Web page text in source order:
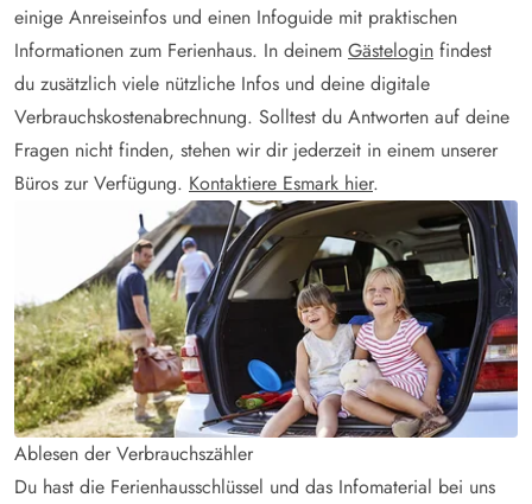
einige Anreiseinfos und einen Infoguide mit praktischen
Informationen zum Ferienhaus. In deinem Gästelogin findest
du zusätzlich viele nützliche Infos und deine digitale
Verbrauchskostenabrechnung. Solltest du Antworten auf deine
Fragen nicht finden, stehen wir dir jederzeit in einem unserer
Büros zur Verfügung. Kontaktiere Esmark hier.
Ablesen der Verbrauchszähler
Du hast die Ferienhausschlüssel und das Infomaterial bei uns